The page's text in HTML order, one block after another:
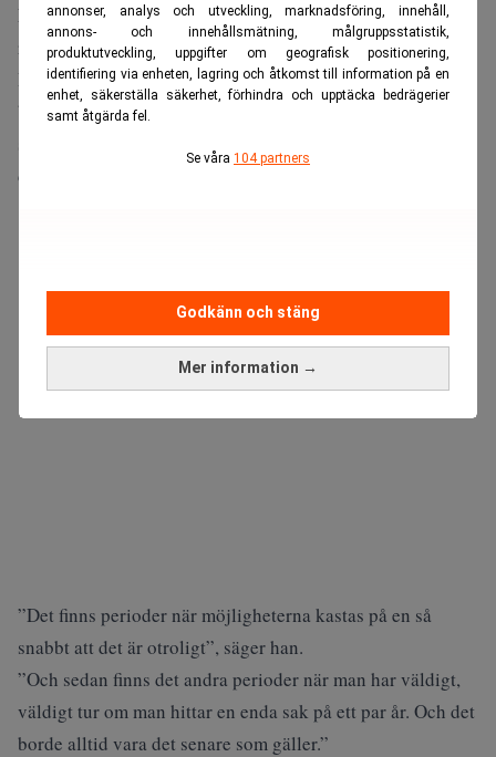
annonser, analys och utveckling, marknadsföring, innehåll,
annons- och innehållsmätning, målgruppsstatistik,
produktutveckling, uppgifter om geografisk positionering,
identifiering via enheten, lagring och åtkomst till information på en
enhet, säkerställa säkerhet, förhindra och upptäcka bedrägerier
samt åtgärda fel.
Se våra 104 partners
Mer information →
Godkänn och stäng
Läs även:Svenska aktier som följer Warren Buffetts
recept. Dagens PS
Buffett, känd för sin strikta hållning till värdeinvestering,
beskriver de verkligt meningsfulla investeringstillfällena
disciplin är avgörande.
”Det finns perioder när möjligheterna kastas på en så
snabbt att det är otroligt”, säger han.
”Och sedan finns det andra perioder när man har väldigt,
väldigt tur om man hittar en enda sak på ett par år. Och det
borde alltid vara det senare som gäller.”